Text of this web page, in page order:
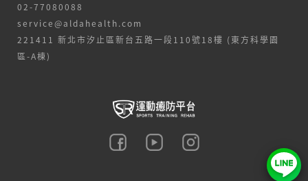
02-77080088
service@aldahealth.com
221411 新北市汐止區新台五路一段110號18樓 (東方科學園
區-A棟)